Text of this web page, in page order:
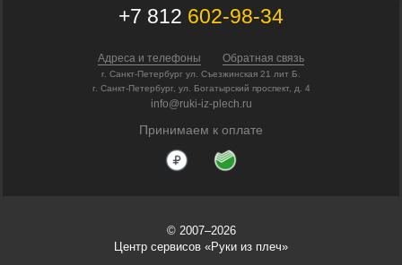
+7 812 602-98-34
Адреса и телефоны Обратная связь
г. Санкт-Петербург ул. Съезжинская 21 лит Б.
г. Санкт-Петербург, ул. Богатырский проспект, д. 4
info@ruki-iz-plech.ru
Принимаем к оплате
© 2007–2026
Центр сервисов «Руки из плеч»